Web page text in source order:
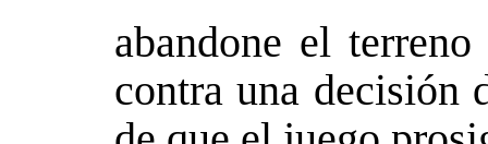
abandone el
contra una decisión